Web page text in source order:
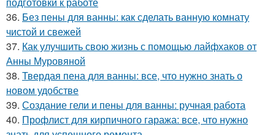
36. Без пены для ванны: как сделать ванную комнату
чистой и свежей
37. Как улучшить свою жизнь с помощью лайфхаков от
Анны Муровяной
38. Твердая пена для ванны: все, что нужно знать о
новом удобстве
39. Создание гели и пены для ванны: ручная работа
40. Профлист для кирпичного гаража: все, что нужно